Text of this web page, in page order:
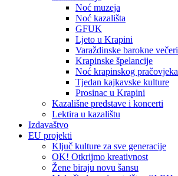
Noć muzeja
Noć kazališta
GFUK
Ljeto u Krapini
Varaždinske barokne večeri
Krapinske špelancije
Noć krapinskog pračovjeka
Tjedan kajkavske kulture
Prosinac u Krapini
Kazališne predstave i koncerti
Lektira u kazalištu
Izdavaštvo
EU projekti
Ključ kulture za sve generacije
OK! Otkrijmo kreativnost
Žene biraju novu šansu